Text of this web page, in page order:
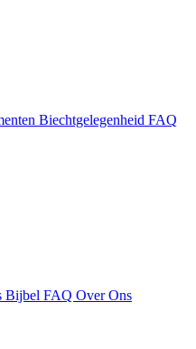
Biechtgelegenheid FAQ
Bijbel FAQ Over Ons